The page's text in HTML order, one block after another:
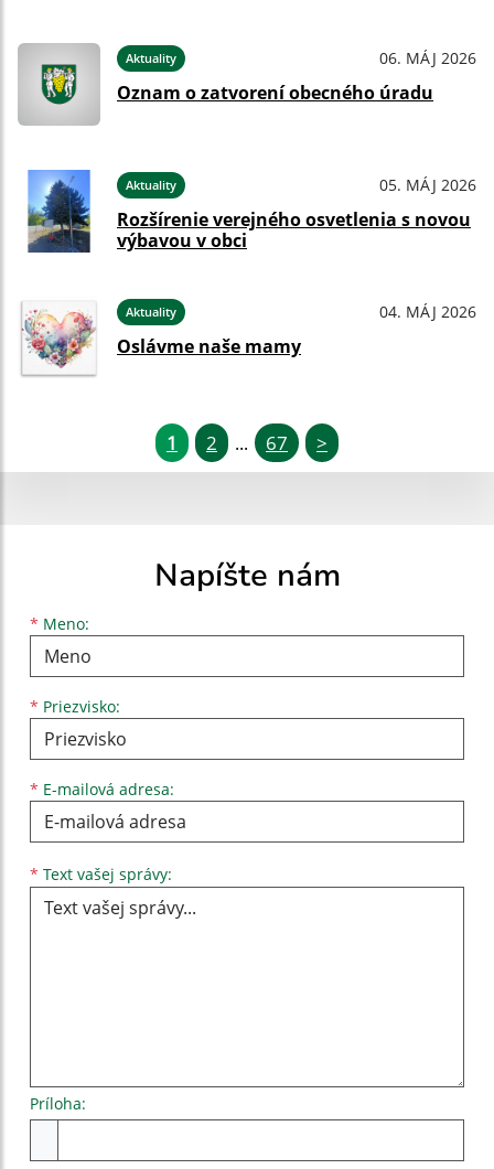
Aktuality 06. MÁJ 2026
Oznam o zatvorení obecného úradu
Aktuality 05. MÁJ 2026
Rozšírenie verejného osvetlenia s novou
výbavou v obci
Aktuality 04. MÁJ 2026
Oslávme naše mamy
1 2 ... 67 >
Napíšte nám
* Meno:
Meno
* Priezvisko:
Priezvisko
* E-mailová adresa:
E-mailová adresa
* Text vašej správy:
Príloha: